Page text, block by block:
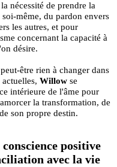
nécessité de prendre la
même, du pardon envers
les autres, et pour
concernant la capacité à
désire.
être rien à changer dans
Willow se
intérieure de l'âme pour
la transformation, de
son propre destin.
positive
avec la vie